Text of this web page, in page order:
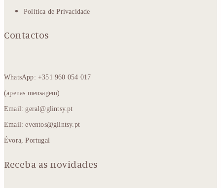
Política de Privacidade
Contactos
WhatsApp: +351 960 054 017
(apenas mensagem)
Email: geral@glintsy.pt
Email: eventos@glintsy.pt
Évora, Portugal
Receba as novidades